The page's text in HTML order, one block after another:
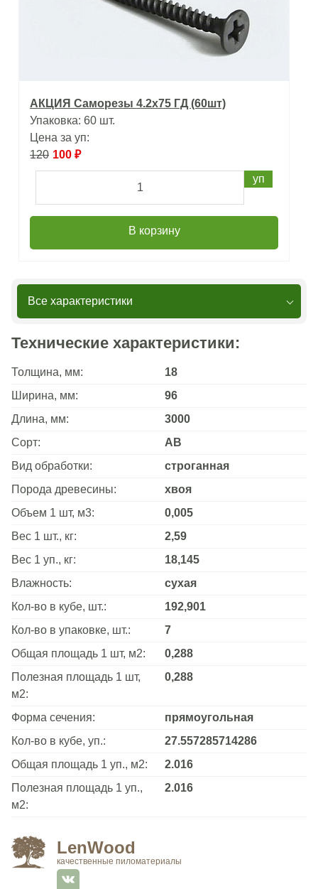
АКЦИЯ Саморезы 4.2x75 ГД (60шт)
Упаковка: 60 шт.
Цена за уп:
120 100 ₽
уп
В корзину
Все характеристики
Технические характеристики:
Толщина, мм:
18
Ширина, мм:
96
Длина, мм:
3000
Сорт:
АВ
Вид обработки:
строганная
Порода древесины:
хвоя
Объем 1 шт, м3:
0,005
Вес 1 шт., кг:
2,59
Вес 1 уп., кг:
18,145
Влажность:
сухая
Кол-во в кубе, шт.:
192,901
Кол-во в упаковке, шт.:
7
Общая площадь 1 шт, м2:
0,288
Полезная площадь 1 шт,
м2:
0,288
Форма сечения:
прямоугольная
Кол-во в кубе, уп.:
27.557285714286
Общая площадь 1 уп., м2:
2.016
Полезная площадь 1 уп.,
м2:
2.016
LenWood
качественные пиломатериалы